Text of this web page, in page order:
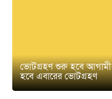
ভোটগ্রহণ শুরু হবে আগামী
হবে এবারের ভোটগ্রহণ